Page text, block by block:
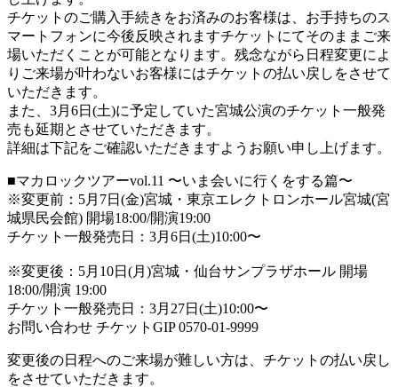
チケットのご購入手続きをお済みのお客様は、お手持ちのス
マートフォンに今後反映されますチケットにてそのままご来
場いただくことが可能となります。残念ながら日程変更によ
りご来場が叶わないお客様にはチケットの払い戻しをさせて
いただきます。
また、3月6日(土)に予定していた宮城公演のチケット一般発
売も延期とさせていただきます。
詳細は下記をご確認いただきますようお願い申し上げます。
■マカロックツアーvol.11 〜いま会いに行くをする篇〜
※変更前：5月7日(金)宮城・東京エレクトロンホール宮城(宮
城県民会館) 開場18:00/開演19:00
チケット一般発売日：3月6日(土)10:00〜
※変更後：5月10日(月)宮城・仙台サンプラザホール 開場
18:00/開演 19:00
チケット一般発売日：3月27日(土)10:00〜
お問い合わせ チケットGIP 0570-01-9999
変更後の日程へのご来場が難しい方は、チケットの払い戻し
をさせていただきます。